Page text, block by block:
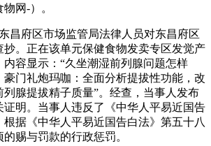
网-）。
府区市场监管局法律人员对东昌府区
抄。正在该单元保健食物发卖专区发觉产
容显示：“久坐潮湿前列腺问题怎样
豪门礼炮玛咖：全面分析提拔性功能，改
腺提拔精子质量”。经查，当事人发布
证明。当事人违反了《中华人平易近国告
据《中华人平易近国告白法》第五十八
赐与罚款的行政惩罚。